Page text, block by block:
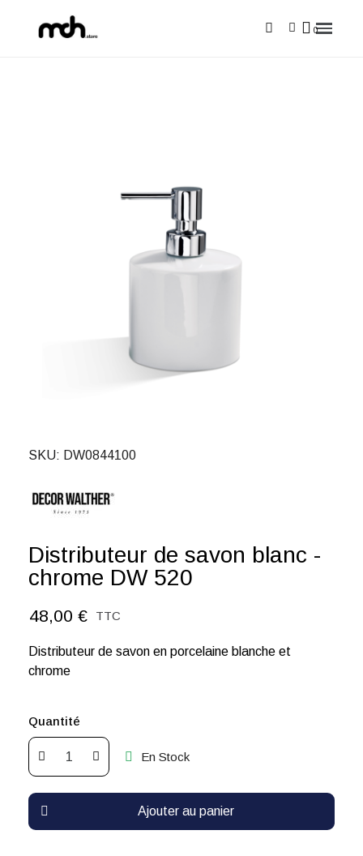
SKU DW0844100
Distributeur de savon blanc -
chrome DW 520
48,00 € TTC
Distributeur de savon en porcelaine blanche et
chrome
Quantité
En Stock
Ajouter au panier